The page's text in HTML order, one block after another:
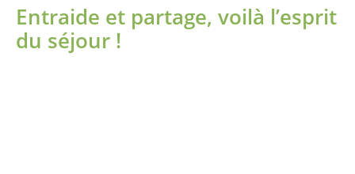
Entraide et partage, voilà l’esprit
du séjour !